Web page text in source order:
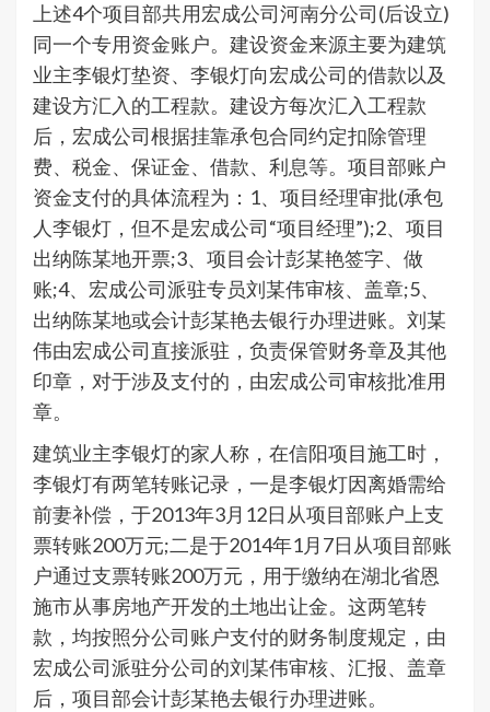
上述4个项目部共用宏成公司河南分公司(后设立)
同一个专用资金账户。建设资金来源主要为建筑
业主李银灯垫资、李银灯向宏成公司的借款以及
建设方汇入的工程款。建设方每次汇入工程款
后，宏成公司根据挂靠承包合同约定扣除管理
费、税金、保证金、借款、利息等。项目部账户
资金支付的具体流程为：1、项目经理审批(承包
人李银灯，但不是宏成公司“项目经理”);2、项目
出纳陈某地开票;3、项目会计彭某艳签字、做
账;4、宏成公司派驻专员刘某伟审核、盖章;5、
出纳陈某地或会计彭某艳去银行办理进账。刘某
伟由宏成公司直接派驻，负责保管财务章及其他
印章，对于涉及支付的，由宏成公司审核批准用
章。
建筑业主李银灯的家人称，在信阳项目施工时，
李银灯有两笔转账记录，一是李银灯因离婚需给
前妻补偿，于2013年3月12日从项目部账户上支
票转账200万元;二是于2014年1月7日从项目部账
户通过支票转账200万元，用于缴纳在湖北省恩
施市从事房地产开发的土地出让金。这两笔转
款，均按照分公司账户支付的财务制度规定，由
宏成公司派驻分公司的刘某伟审核、汇报、盖章
后，项目部会计彭某艳去银行办理进账。